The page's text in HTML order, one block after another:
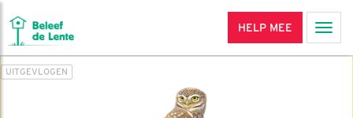
HELP MEE
UITGEVLOGEN